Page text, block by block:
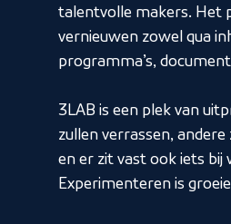
talentvolle makers. Het
vernieuwen zowel qua
programma’s,
3LAB is een plek van
zullen verrassen,
en er zit vast ook iets bij
Experimenteren is